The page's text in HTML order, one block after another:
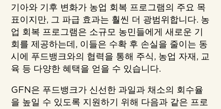
기아와 기후 변화가 농업 회복 프로그램의 주요 목
표이지만, 그 파급 효과는 훨씬 더 광범위합니다. 농
업 회복 프로그램은 소규모 농민들에게 새로운 기
회를 제공하는데, 이들은 수확 후 손실을 줄이는 동
시에 푸드뱅크와의 협력을 통해 주식, 농업 자재, 교
육 등 다양한 혜택을 얻을 수 있습니다.
GFN은 푸드뱅크가 신선한 과일과 채소의 회수율
을 높일 수 있도록 지원하기 위해 다음과 같은 프로